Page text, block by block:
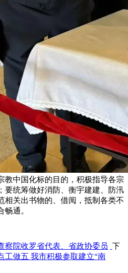
教中国化标的目的，积极指导各宗
要统筹做好消防、衡宇建建、防汛
相关出书物的、借阅，抵制各类不
通。
察院收罗省代表、省政协委员 下
工做五 我市积极参取建立“南